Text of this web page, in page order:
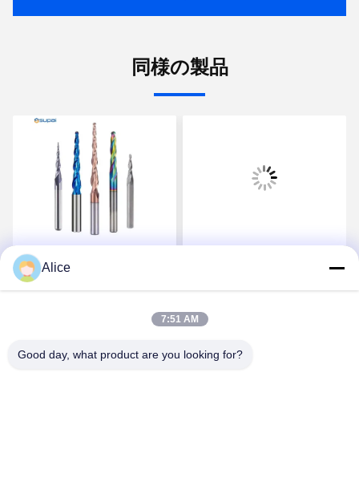
同様の製品
スパール 耐久性高い高級
カービッドルータービッ
ト
ビーデューティー作業向
け
Alice
7:51 AM
Good day, what product are you looking for?